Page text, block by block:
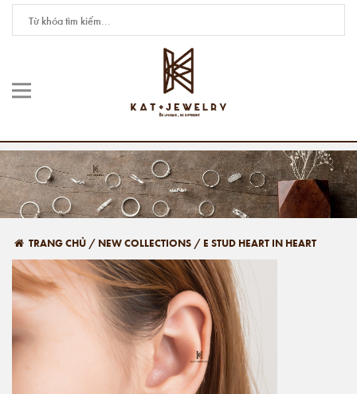
TRANG CHỦ / NEW COLLECTIONS / E STUD HEART IN HEART